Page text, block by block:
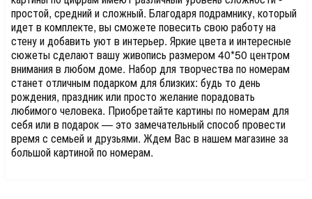
простой, средний и сложный. Благодаря подрамнику, который
идет в комплекте, вы сможете повесить свою работу на
стену и добавить уют в интерьер. Яркие цвета и интересные
сюжеты сделают вашу живопись размером 40*50 центром
внимания в любом доме. Набор для творчества по номерам
станет отличным подарком для близких: будь то день
рождения, праздник или просто желание порадовать
любимого человека. Приобретайте картины по номерам для
себя или в подарок — это замечательный способ провести
время с семьей и друзьями. Ждем Вас в нашем магазине за
большой картиной по номерам.